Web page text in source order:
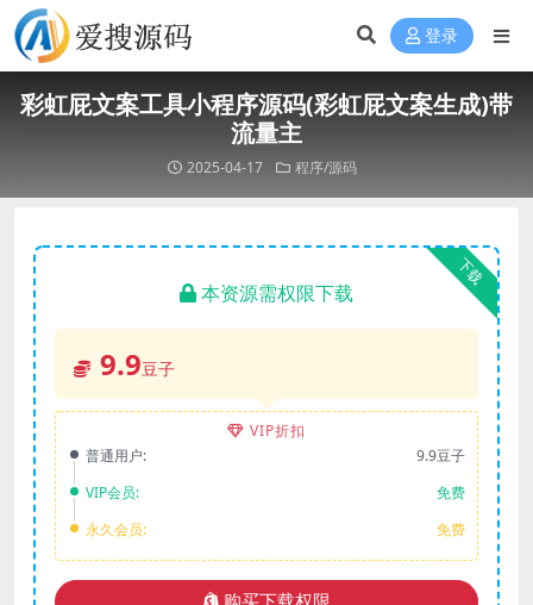
登录
彩虹屁文案工具小程序源码(彩虹屁文案生成)带
流量主
2025-04-17 程序/源码
下载
本资源需权限下载
9.9豆子
VIP折扣
普通用户:
9.9豆子
VIP会员:
免费
永久会员:
免费